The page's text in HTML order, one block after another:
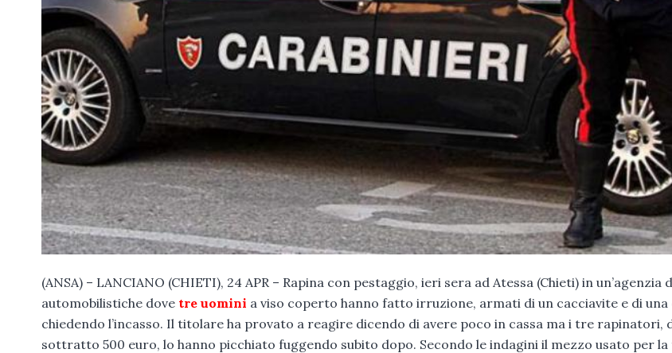
(ANSA) – LANCIANO (CHIETI), 24 APR – Rapina con pestaggio, ieri sera ad Atessa (Chieti) in un’agenzia
automobilistiche dove tre uomini a viso coperto hanno fatto irruzione, armati di un cacciavite e di una
chiedendo l’incasso. Il titolare ha provato a reagire dicendo di avere poco in cassa ma i tre rapinatori,
sottratto 500 euro, lo hanno picchiato fuggendo subito dopo. Secondo le indagini il mezzo usato per la